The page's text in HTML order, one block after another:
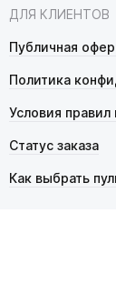
ДЛЯ КЛИЕНТОВ
Публичная
Политика
Условия правил
Статус заказа
Как выбрать